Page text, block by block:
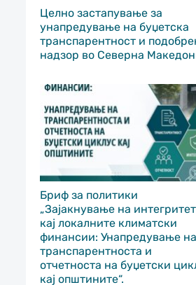
Целно застапување за
унапредување на буџетска
транспарентност и
надзор во Северна
Бриф за политики
„Зајакнување на
кај локалните климатски
финансии: Унапредување на
транспарентноста и
отчетноста на буџетски
кај општините“.